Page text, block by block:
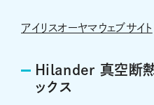
アイリスオーヤマウェブサイト
Hilander 真空断熱
ックス